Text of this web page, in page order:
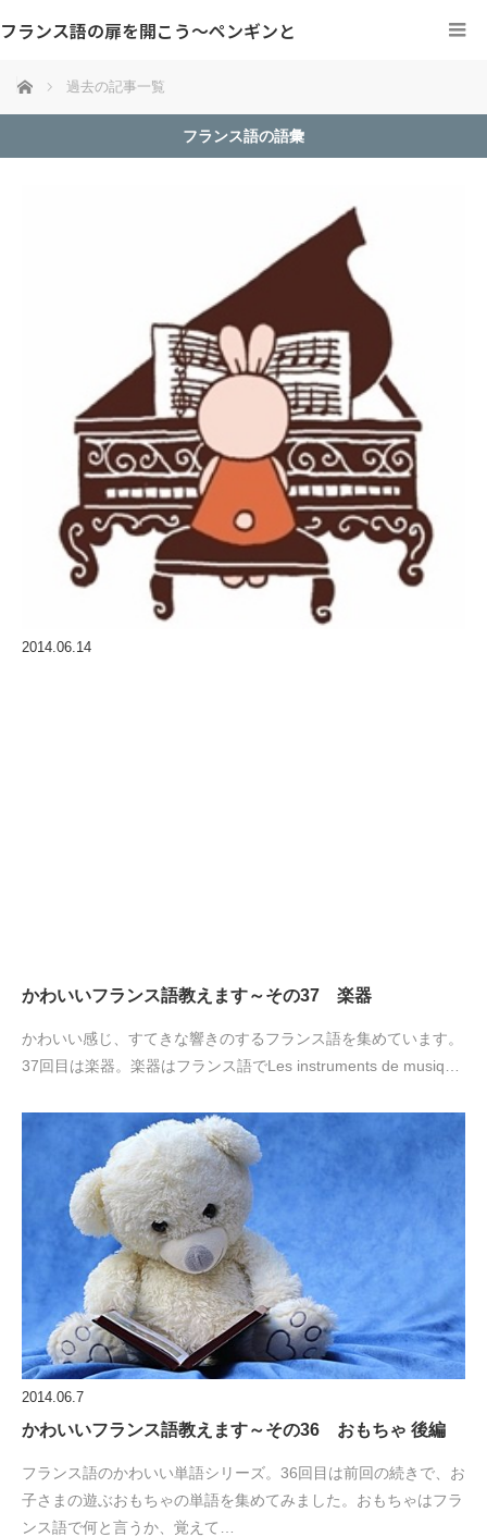
フランス語の扉を開こう～ペンギンと
ホーム 過去の記事一覧
フランス語の語彙
2014.06.14
かわいいフランス語教えます～その37 楽器
かわいい感じ、すてきな響きのするフランス語を集めています。
37回目は楽器。楽器はフランス語でLes instruments de musiq…
2014.06.7
かわいいフランス語教えます～その36 おもちゃ 後編
フランス語のかわいい単語シリーズ。36回目は前回の続きで、お
子さまの遊ぶおもちゃの単語を集めてみました。おもちゃはフラ
ンス語で何と言うか、覚えて…